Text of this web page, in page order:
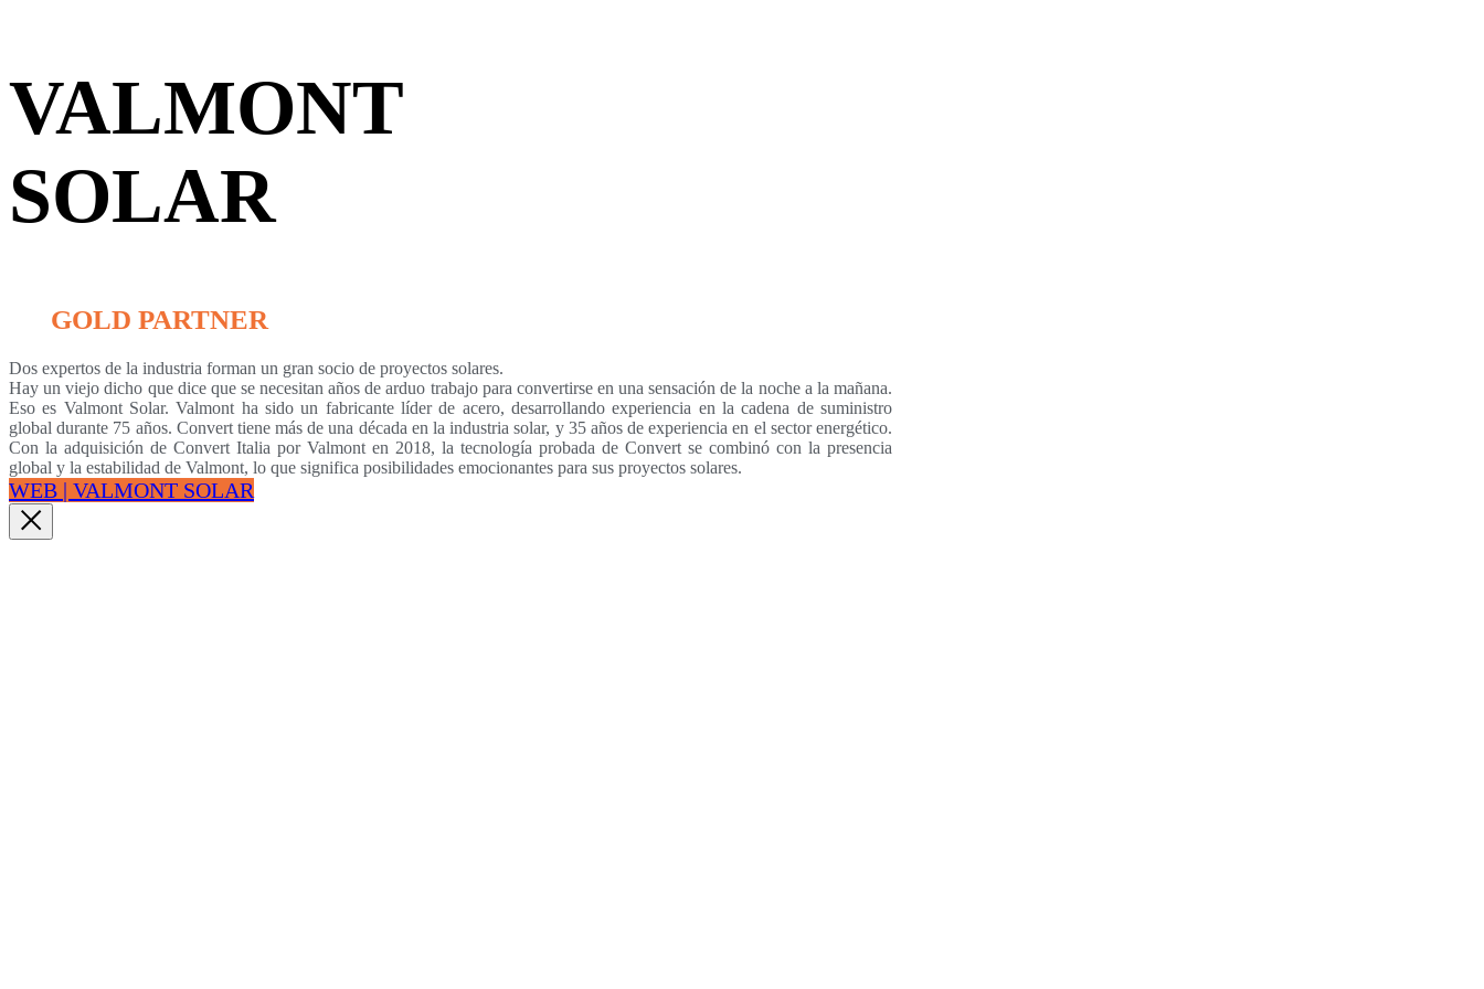
VALMONT
SOLAR
GOLD PARTNER
Dos expertos de la industria forman un gran socio de proyectos solares.
Hay un viejo dicho que dice que se necesitan años de arduo trabajo para convertirse en una sensación de la noche a la mañana.
Eso es Valmont Solar. Valmont ha sido un fabricante líder de acero, desarrollando experiencia en la cadena de suministro
global durante 75 años. Convert tiene más de una década en la industria solar, y 35 años de experiencia en el sector energético.
Con la adquisición de Convert Italia por Valmont en 2018, la tecnología probada de Convert se combinó con la presencia
global y la estabilidad de Valmont, lo que significa posibilidades emocionantes para sus proyectos solares.
WEB | VALMONT SOLAR